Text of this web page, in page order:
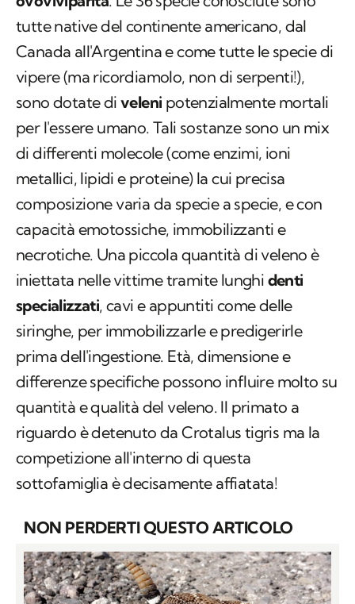
tutte native del continente americano, dal
Canada all'Argentina e come tutte le specie di
vipere (ma ricordiamolo, non di serpenti!),
sono dotate diveleni potenzialmente mortali
per l'essere umano. Tali sostanze sono un mix
di differenti molecole (come enzimi, ioni
metallici, lipidi e proteine) la cui precisa
composizione varia da specie a specie, e con
capacità emotossiche, immobilizzanti e
necrotiche. Una piccola quantità di veleno è
iniettata nelle vittime tramite lunghi denti
specializzati, cavi e appuntiti come delle
siringhe, per immobilizzarle e predigerirle
prima dell'ingestione. Età, dimensione e
differenze specifiche possono influire molto su
quantità e qualità del veleno. Il primato a
riguardo è detenuto daCrotalus tigris ma la
competizione all'interno di questa
sottofamiglia è decisamente affiatata!
NON PERDERTI QUESTO ARTICOLO